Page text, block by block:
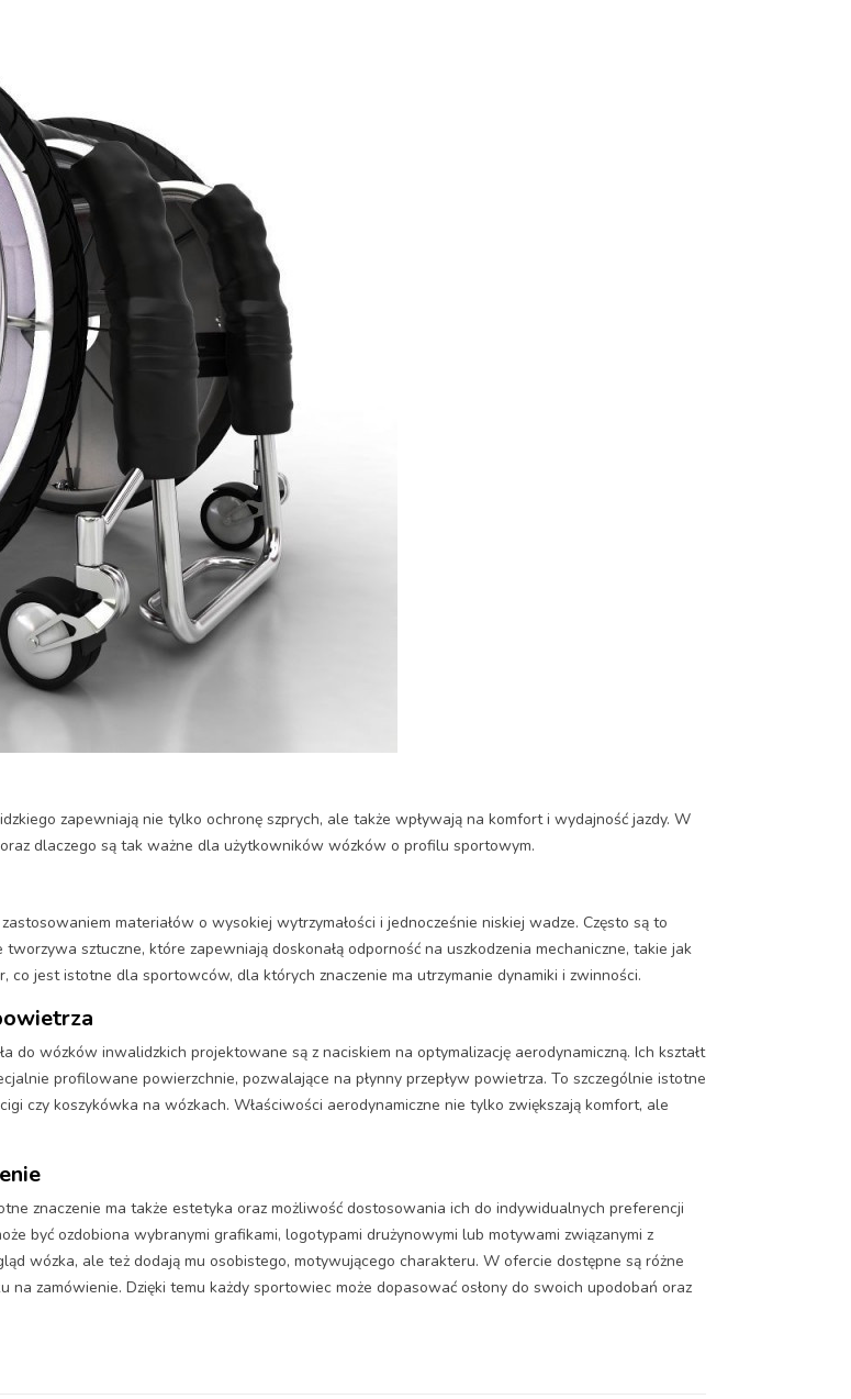
zapewniają nie tylko ochronę szprych, ale także wpływają na komfort i wydajność jazdy. W
dlaczego są tak ważne dla użytkowników wózków o profilu sportowym.
materiałów o wysokiej wytrzymałości i jednocześnie niskiej wadze. Często są to
sztuczne, które zapewniają doskonałą odporność na uszkodzenia mechaniczne, takie jak
co jest istotne dla sportowców, dla których znaczenie ma utrzymanie dynamiki i zwinności.
do wózków inwalidzkich projektowane są z naciskiem na optymalizację aerodynamiczną. Ich kształt
profilowane powierzchnie, pozwalające na płynny przepływ powietrza. To szczególnie istotne
czy koszykówka na wózkach. Właściwości aerodynamiczne nie tylko zwiększają komfort, ale
znaczenie ma także estetyka oraz możliwość dostosowania ich do indywidualnych preferencji
być ozdobiona wybranymi grafikami, logotypami drużynowymi lub motywami związanymi z
wózka, ale też dodają mu osobistego, motywującego charakteru. W ofercie dostępne są różne
zamówienie. Dzięki temu każdy sportowiec może dopasować osłony do swoich upodobań oraz